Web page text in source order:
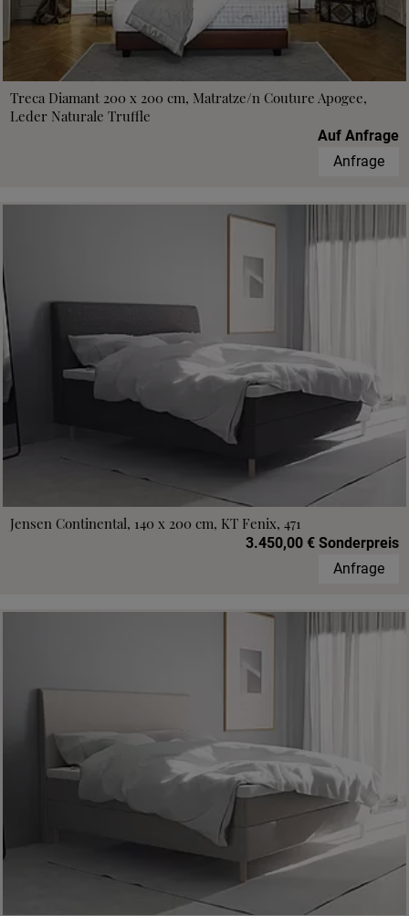
Treca Diamant 200 x 200 cm, Matratze/n Couture Apogee,
Leder Naturale Truffle
Auf Anfrage
Anfrage
Jensen Continental, 140 x 200 cm, KT Fenix, 471
3.450,00 € Sonderpreis
Anfrage